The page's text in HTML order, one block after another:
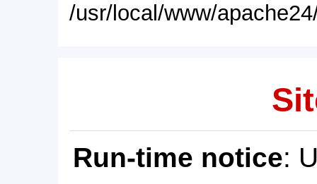
/usr/local/www/
Run-time notice: